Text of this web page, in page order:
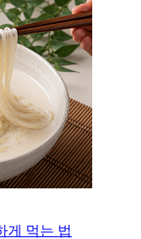
게 먹는 법